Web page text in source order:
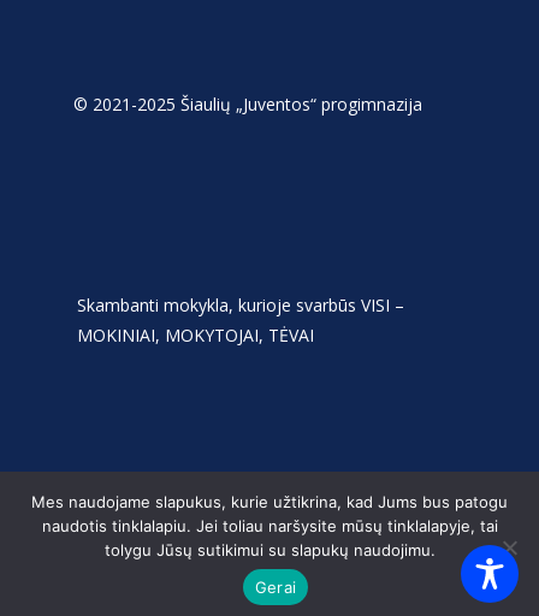
© 2021-2025 Šiaulių „Juventos“ progimnazija
Skambanti mokykla, kurioje svarbūs VISI –
MOKINIAI, MOKYTOJAI, TĖVAI
Mes naudojame slapukus, kurie užtikrina, kad Jums bus patogu
naudotis tinklalapiu. Jei toliau naršysite mūsų tinklalapyje, tai
tolygu Jūsų sutikimui su slapukų naudojimu.
Gerai